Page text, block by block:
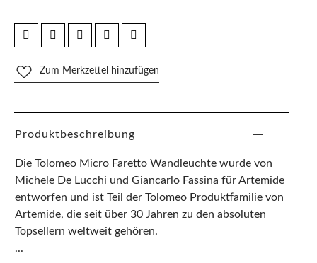
Zum Merkzettel hinzufügen
Produktbeschreibung
Die Tolomeo Micro Faretto Wandleuchte wurde von
Michele De Lucchi und Giancarlo Fassina für Artemide
entworfen und ist Teil der Tolomeo Produktfamilie von
Artemide, die seit über 30 Jahren zu den absoluten
Topsellern weltweit gehören.
...